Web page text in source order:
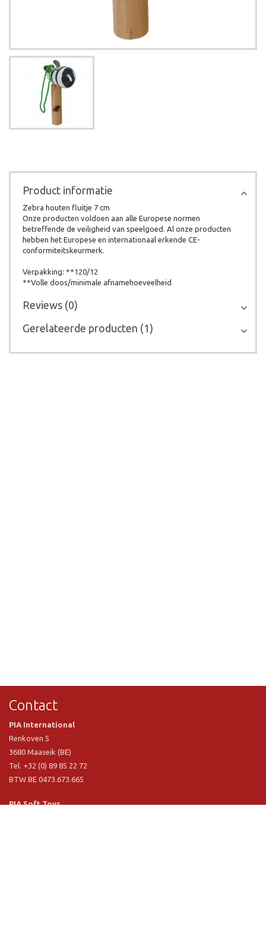
Product informatie
Zebra houten fluitje 7 cm
Onze producten voldoen aan alle Europese normen
betreffende de veiligheid van speelgoed. Al onze producten
hebben het Europese en internationaal erkende CE-
conformiteitskeurmerk.
Verpakking: **120/12
**Volle doos/minimale afnamehoeveelheid
Reviews (0)
Gerelateerde producten (1)
Contact
PIA International
Renkoven 5
3680 Maaseik (BE)
Tel. +32 (0) 89 85 22 72
BTW BE 0473.673.665
PIA Soft Toys